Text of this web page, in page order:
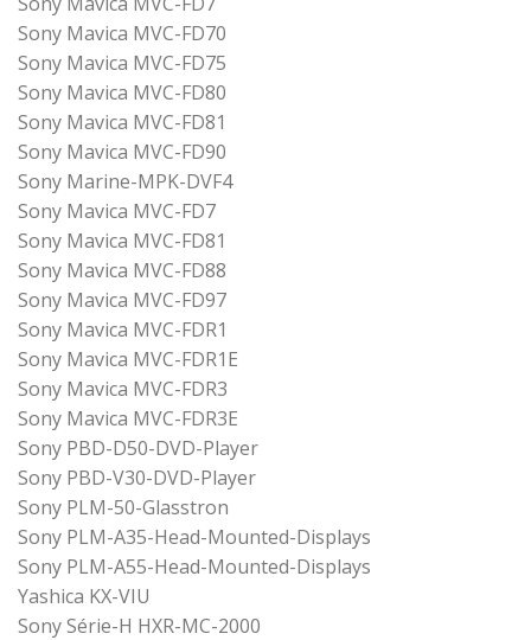
Sony Mavica MVC-FD70
Sony Mavica MVC-FD75
Sony Mavica MVC-FD80
Sony Mavica MVC-FD81
Sony Mavica MVC-FD90
Sony Marine-MPK-DVF4
Sony Mavica MVC-FD7
Sony Mavica MVC-FD81
Sony Mavica MVC-FD88
Sony Mavica MVC-FD97
Sony Mavica MVC-FDR1
Sony Mavica MVC-FDR1E
Sony Mavica MVC-FDR3
Sony Mavica MVC-FDR3E
Sony PBD-D50-DVD-Player
Sony PBD-V30-DVD-Player
Sony PLM-50-Glasstron
Sony PLM-A35-Head-Mounted-Displays
Sony PLM-A55-Head-Mounted-Displays
Yashica KX-VIU
Sony Série-H HXR-MC-2000